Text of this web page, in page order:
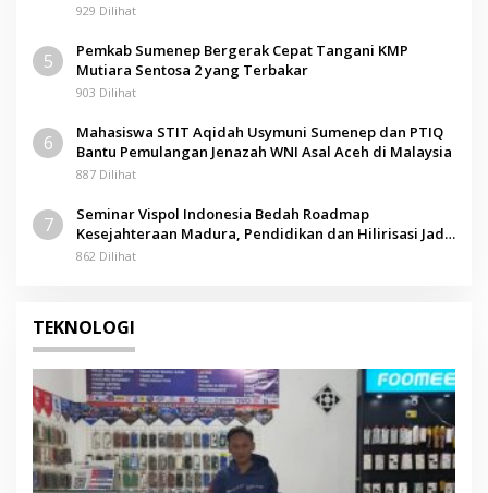
929 Dilihat
5
Pemkab Sumenep Bergerak Cepat Tangani KMP
Mutiara Sentosa 2 yang Terbakar
903 Dilihat
6
Mahasiswa STIT Aqidah Usymuni Sumenep dan PTIQ
Bantu Pemulangan Jenazah WNI Asal Aceh di Malaysia
887 Dilihat
7
Seminar Vispol Indonesia Bedah Roadmap
Kesejahteraan Madura, Pendidikan dan Hilirisasi Jadi
Kunci
862 Dilihat
TEKNOLOGI